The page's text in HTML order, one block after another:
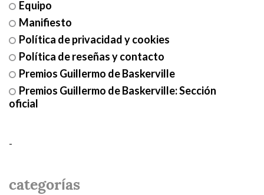
Equipo
Manifiesto
Política de privacidad y cookies
Política de reseñas y contacto
Premios Guillermo de Baskerville
Premios Guillermo de Baskerville: Sección
oficial
-
categorías